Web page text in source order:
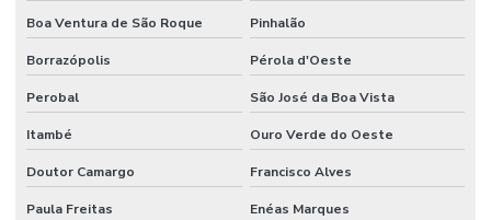
Boa Ventura de São Roque Pinhalão
Borrazópolis Pérola d'Oeste
Perobal São José da Boa Vista
Itambé Ouro Verde do Oeste
Doutor Camargo Francisco Alves
Paula Freitas Enéas Marques